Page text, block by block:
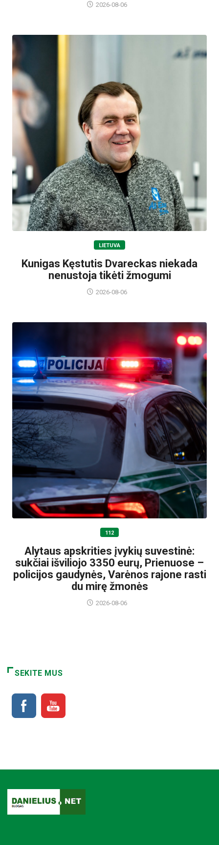
2026-08-06
LIETUVA
Kunigas Kęstutis Dvareckas niekada
nenustoja tikėti žmogumi
2026-08-06
112
Alytaus apskrities įvykių suvestinė:
sukčiai išviliojo 3350 eurų, Prienuose –
policijos gaudynės, Varėnos rajone rasti
du mirę žmonės
2026-08-06
SEKITE MUS